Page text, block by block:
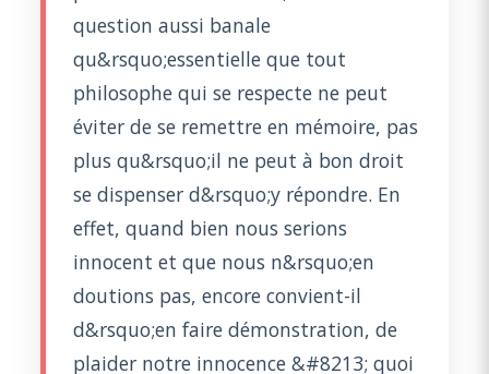
question aussi banale
qu&rsquo;essentielle que tout
philosophe qui se respecte ne peut
éviter de se remettre en mémoire, pas
plus qu&rsquo;il ne peut à bon droit
se dispenser d&rsquo;y répondre. En
effet, quand bien nous serions
innocent et que nous n&rsquo;en
doutions pas, encore convient-il
d&rsquo;en faire démonstration, de
plaider notre innocence &#8213; quoi